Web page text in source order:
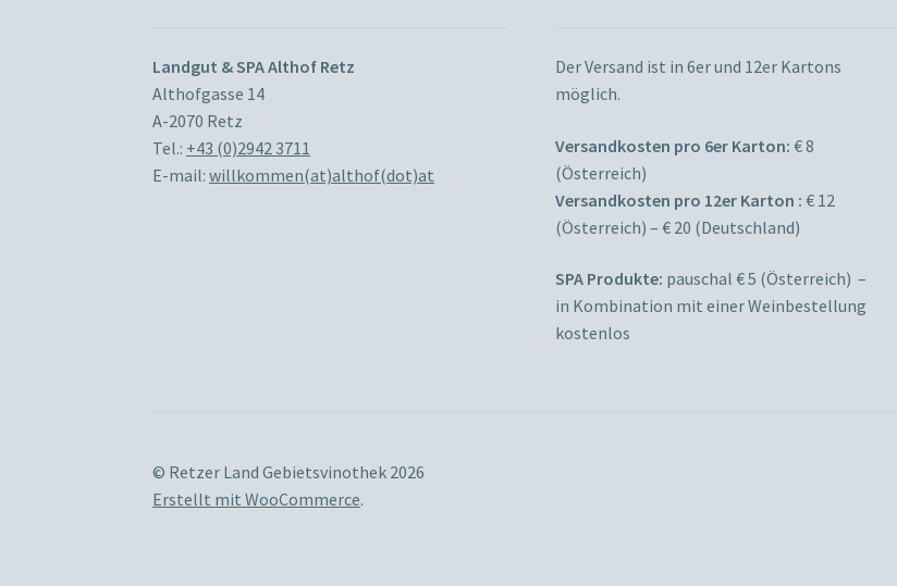
Landgut & SPA Althof Retz
Althofgasse 14
A-2070 Retz
Tel.: +43 (0)2942 3711
E-mail:willkommen(at)althof(dot)at
Der Versand ist in 6er und 12er Kartons
möglich.
Versandkosten pro 6er Karton: € 8
(Österreich)
Versandkosten pro 12er Karton : € 12
(Österreich) – € 20 (Deutschland)
SPA Produkte: pauschal € 5 (Österreich) –
in Kombination mit einer Weinbestellung
kostenlos
© Retzer Land Gebietsvinothek 2026
Erstellt mit WooCommerce.